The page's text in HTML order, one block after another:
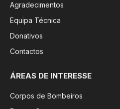
Agradecimentos
Equipa Técnica
Donativos
Contactos
ÁREAS DE INTERESSE
Corpos de Bombeiros